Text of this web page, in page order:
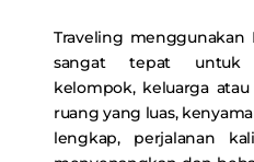
Traveling menggunakan
sangat tepat untuk
kelompok, keluarga
ruang yang luas,
lengkap, perjalanan